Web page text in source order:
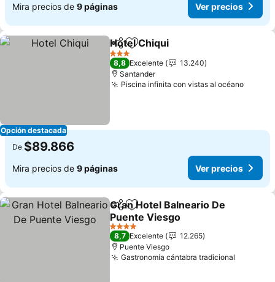
Mira precios de 9 páginas Ver precios
Opción destacada
CompartirAgregar a favoritos
Hotel Chiqui
3 Estrellas
8,8 Excelente
13.240
Santander
Piscina infinita con vistas al océano
De $89.866
Mira precios de 9 páginas Ver precios
CompartirAgregar a favoritos
Gran Hotel Balneario De
Puente Viesgo
4 Estrellas
8,7 Excelente
12.265
Puente Viesgo
Gastronomía cántabra tradicional